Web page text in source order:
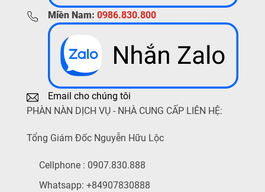
Miền Nam: 0986.830.800
Email cho chúng tôi
PHÀN NÀN DỊCH VỤ - NHÀ CUNG CẤP LIÊN HỆ:
Tổng Giám Đốc Nguyễn Hữu Lộc
Cellphone : 0907.830.888
Whatsapp: +84907830888